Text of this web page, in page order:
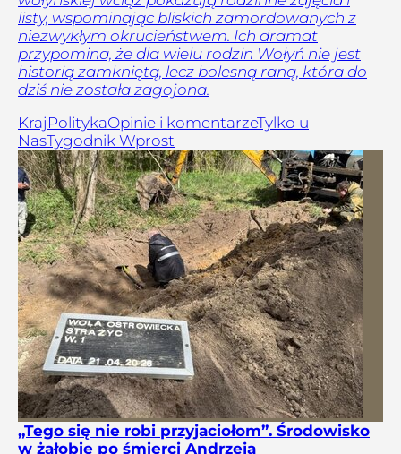
listy, wspominając bliskich zamordowanych z
niezwykłym okrucieństwem. Ich dramat
przypomina, że dla wielu rodzin Wołyń nie jest
historią zamkniętą, lecz bolesną raną, która do
dziś nie została zagojona.
Kraj PolitykaOpinie i komentarzeTylko u
NasTygodnik Wprost
„Tego się nie robi przyjaciołom”. Środowisko
w żałobie po śmierci Andrzeja